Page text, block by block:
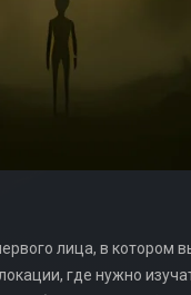
первого лица, в
где нужно